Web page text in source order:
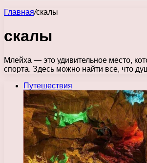
Главная/скалы
скалы
Млейха — это удивительное место,
спорта. Здесь можно найти все, что
Путешествия